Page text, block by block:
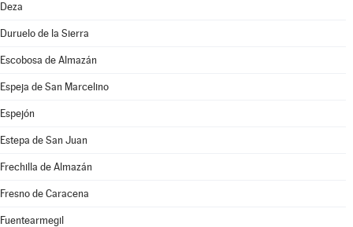
Deza
Duruelo de la Sierra
Escobosa de Almazán
Espeja de San Marcelino
Espejón
Estepa de San Juan
Frechilla de Almazán
Fresno de Caracena
Fuentearmegil